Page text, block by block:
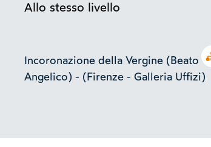
Allo stesso livello
Incoronazione della Vergine (Beato
Angelico) - (Firenze - Galleria Uffizi)